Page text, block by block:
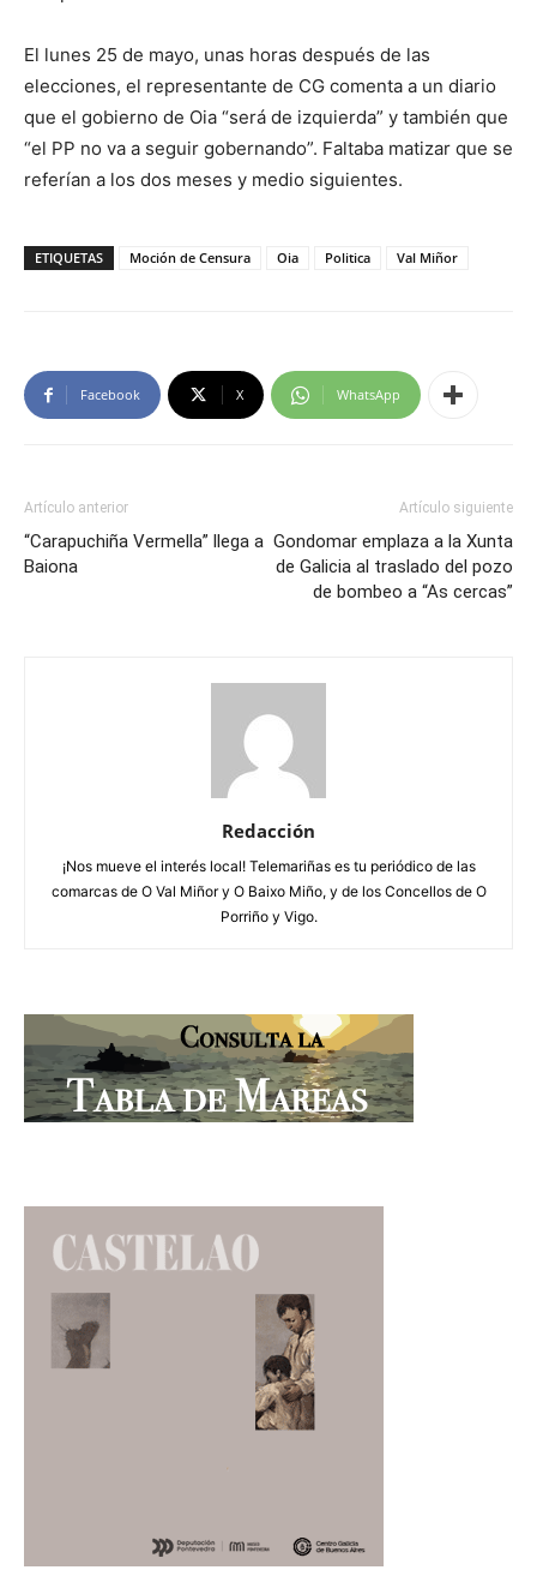
El lunes 25 de mayo, unas horas después de las
elecciones, el representante de CG comenta a un diario
que el gobierno de Oia “será de izquierda” y también que
“el PP no va a seguir gobernando”. Faltaba matizar que se
referían a los dos meses y medio siguientes.
ETIQUETAS Moción de Censura Oia Politica Val Miñor
Facebook X WhatsApp
Artículo anterior
“Carapuchiña Vermella” llega a
Baiona
Artículo siguiente
Gondomar emplaza a la Xunta
de Galicia al traslado del pozo
de bombeo a “As cercas”
Redacción
¡Nos mueve el interés local! Telemariñas es tu periódico de las
comarcas de O Val Miñor y O Baixo Miño, y de los Concellos de O
Porriño y Vigo.